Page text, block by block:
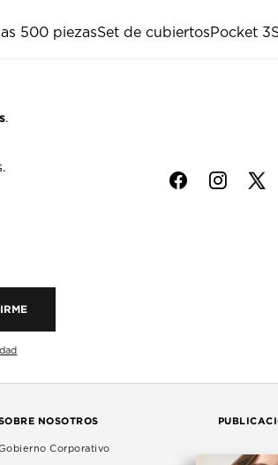
500 piezasSet de cubiertosPocket 3
.
f i
NOSOTROS
Corporativo